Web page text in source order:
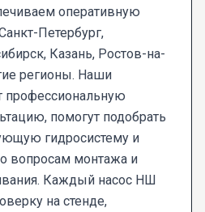
оперативную
Петербург,
Казань, Ростов-на-
регионы. Наши
профессиональную
помогут подобрать
гидросистему и
вопросам монтажа и
Каждый насос НШ
на стенде,